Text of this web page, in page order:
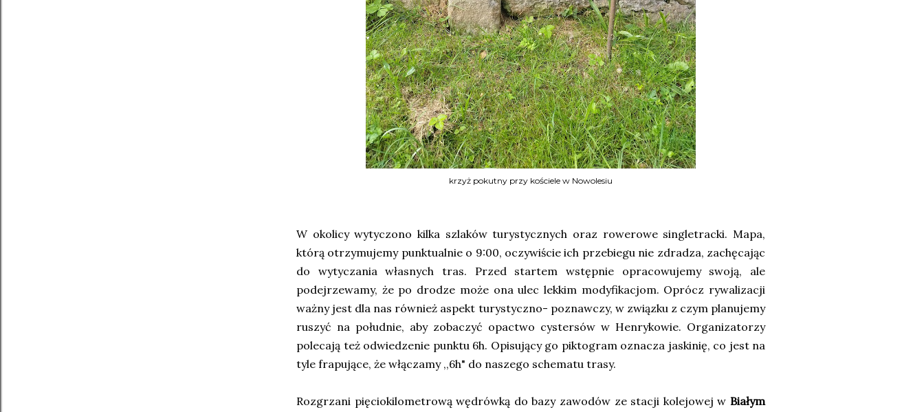
krzyż pokutny przy kościele w Nowolesiu
W okolicy wytyczono kilka szlaków turystycznych oraz rowerowe singletracki. Mapa,
którą otrzymujemy punktualnie o 9:00, oczywiście ich przebiegu nie zdradza, zachęcając
do wytyczania własnych tras. Przed startem wstępnie opracowujemy swoją, ale
podejrzewamy, że po drodze może ona ulec lekkim modyfikacjom. Oprócz rywalizacji
ważny jest dla nas również aspekt turystyczno- poznawczy, w związku z czym planujemy
ruszyć na południe, aby zobaczyć opactwo cystersów w Henrykowie. Organizatorzy
polecają też odwiedzenie punktu 6h. Opisujący go piktogram oznacza jaskinię, co jest na
tyle frapujące, że włączamy ,,6h" do naszego schematu trasy.
Rozgrzani pięciokilometrową wędrówką do bazy zawodów ze stacji kolejowej w Białym